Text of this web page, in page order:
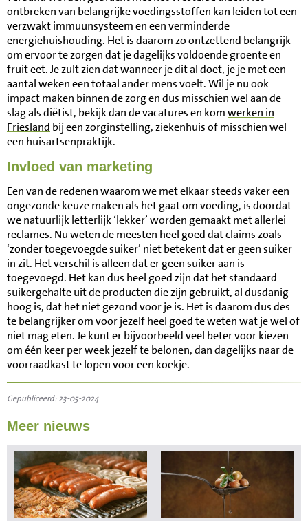
ontbreken van belangrijke voedingsstoffen kan leiden tot een
verzwakt immuunsysteem en een verminderde
energiehuishouding. Het is daarom zo ontzettend belangrijk
om ervoor te zorgen dat je dagelijks voldoende groente en
fruit eet. Je zult zien dat wanneer je dit al doet, je je met een
aantal weken een totaal ander mens voelt. Wil je nu ook
impact maken binnen de zorg en dus misschien wel aan de
slag als diëtist, bekijk dan de vacatures en komwerken in
Friesland bij een zorginstelling, ziekenhuis of misschien wel
een huisartsenpraktijk.
Invloed van marketing
Een van de redenen waarom we met elkaar steeds vaker een
ongezonde keuze maken als het gaat om voeding, is doordat
we natuurlijk letterlijk ‘lekker’ worden gemaakt met allerlei
reclames. Nu weten de meesten heel goed dat claims zoals
‘zonder toegevoegde suiker’ niet betekent dat er geen suiker
in zit. Het verschil is alleen dat er geensuikeraan is
toegevoegd. Het kan dus heel goed zijn dat het standaard
suikergehalte uit de producten die zijn gebruikt, al dusdanig
hoog is, dat het niet gezond voor je is. Het is daarom dus des
te belangrijker om voor jezelf heel goed te weten wat je wel of
niet mag eten. Je kunt er bijvoorbeeld veel beter voor kiezen
om één keer per week jezelf te belonen, dan dagelijks naar de
voorraadkast te lopen voor een koekje.
Gepubliceerd: 23-05-2024
Meer nieuws